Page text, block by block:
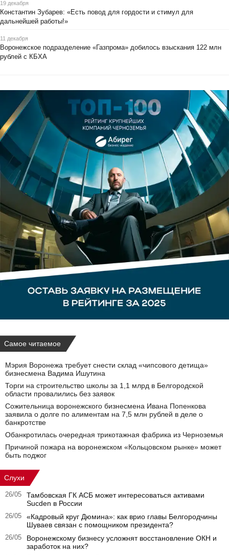
19 декабря
Константин Зубарев: «Есть повод для гордости и стимул для
дальнейшей работы!»
11 декабря
Воронежское подразделение «Газпрома» добилось взыскания 122 млн
рублей с КБХА
Самое читаемое
Мэрия Воронежа требует снести склад «чипсового детища»
бизнесмена Вадима Ишутина
Торги на строительство школы за 1,1 млрд в Белгородской
области провалились без заявок
Сожительница воронежского бизнесмена Ивана Попенкова
заявила о долге по алиментам на 7,5 млн рублей в деле о
банкротстве
Обанкротилась очередная трикотажная фабрика из Черноземья
Причиной пожара на воронежском «Кольцовском рынке» может
быть поджог
Слухи
26/05
Тамбовская ГК АСБ может интересоваться активами
Sucden в России
26/05
«Кадровый круг Дюмина»: как врио главы Белгородчины
Шуваев связан с помощником президента?
26/05
Воронежскому бизнесу усложнят восстановление ОКН и
заработок на них?